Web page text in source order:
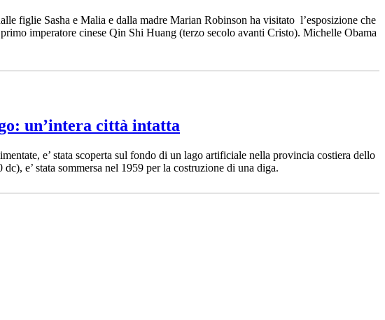
figlie Sasha e Malia e dalla madre Marian Robinson ha visitato l’esposizione che
imperatore cinese Qin Shi Huang (terzo secolo avanti Cristo). Michelle Obama
un’intera città intatta
e’ stata scoperta sul fondo di un lago artificiale nella provincia costiera dello
e’ stata sommersa nel 1959 per la costruzione di una diga.